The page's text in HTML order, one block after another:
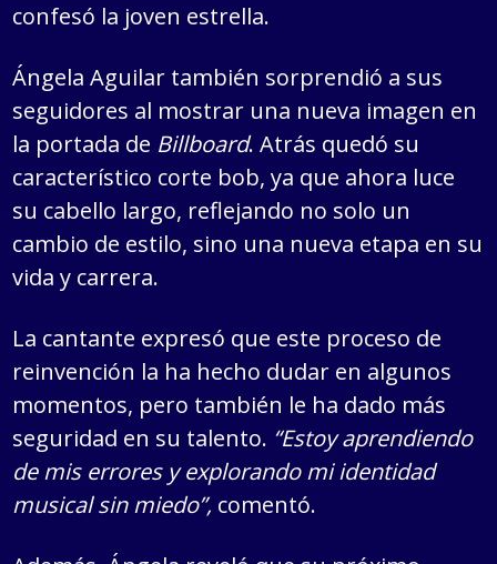
confesó la joven estrella.
Ángela Aguilar también sorprendió a sus
seguidores al mostrar una nueva imagen en
la portada de Billboard. Atrás quedó su
característico corte bob, ya que ahora luce
su cabello largo, reflejando no solo un
cambio de estilo, sino una nueva etapa en su
vida y carrera.
La cantante expresó que este proceso de
reinvención la ha hecho dudar en algunos
momentos, pero también le ha dado más
seguridad en su talento. “Estoy aprendiendo
de mis errores y explorando mi identidad
musical sin miedo”, comentó.